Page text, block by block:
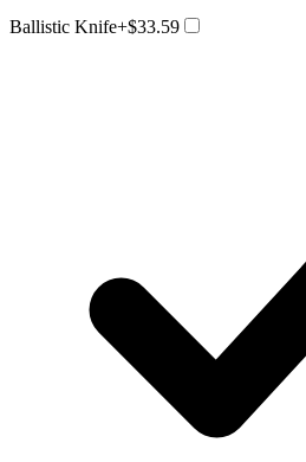
Ballistic Knife+$33.59